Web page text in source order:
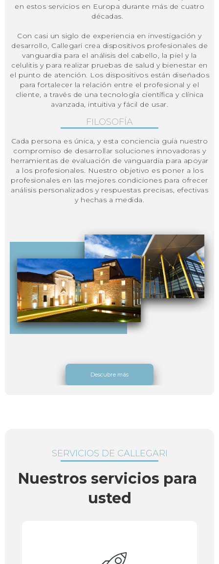
en estos servicios en Europa durante más de cuatro
décadas.
Con casi un siglo de experiencia en investigación y
desarrollo, Callegari crea dispositivos profesionales de
vanguardia para el análisis del cabello, la piel y la
celulitis y para realizar pruebas de salud y bienestar en
el punto de atención. Los dispositivos están diseñados
para fortalecer la relación entre el profesional y el
cliente, a través de una tecnología científica y clínica
avanzada, intuitiva y fácil de usar.
FILOSOFÍA
Cada persona es única, y esta conciencia guía nuestro
compromiso de desarrollar soluciones innovadoras y
herramientas de evaluación de vanguardia para apoyar
a los profesionales. Nuestro objetivo es poner a los
profesionales en las mejores condiciones para ofrecer
análisis personalizados y respuestas precisas, efectivas
y hechas a medida.
Descubre más
SERVICIOS DE CALLEGARI
Nuestros servicios para
usted